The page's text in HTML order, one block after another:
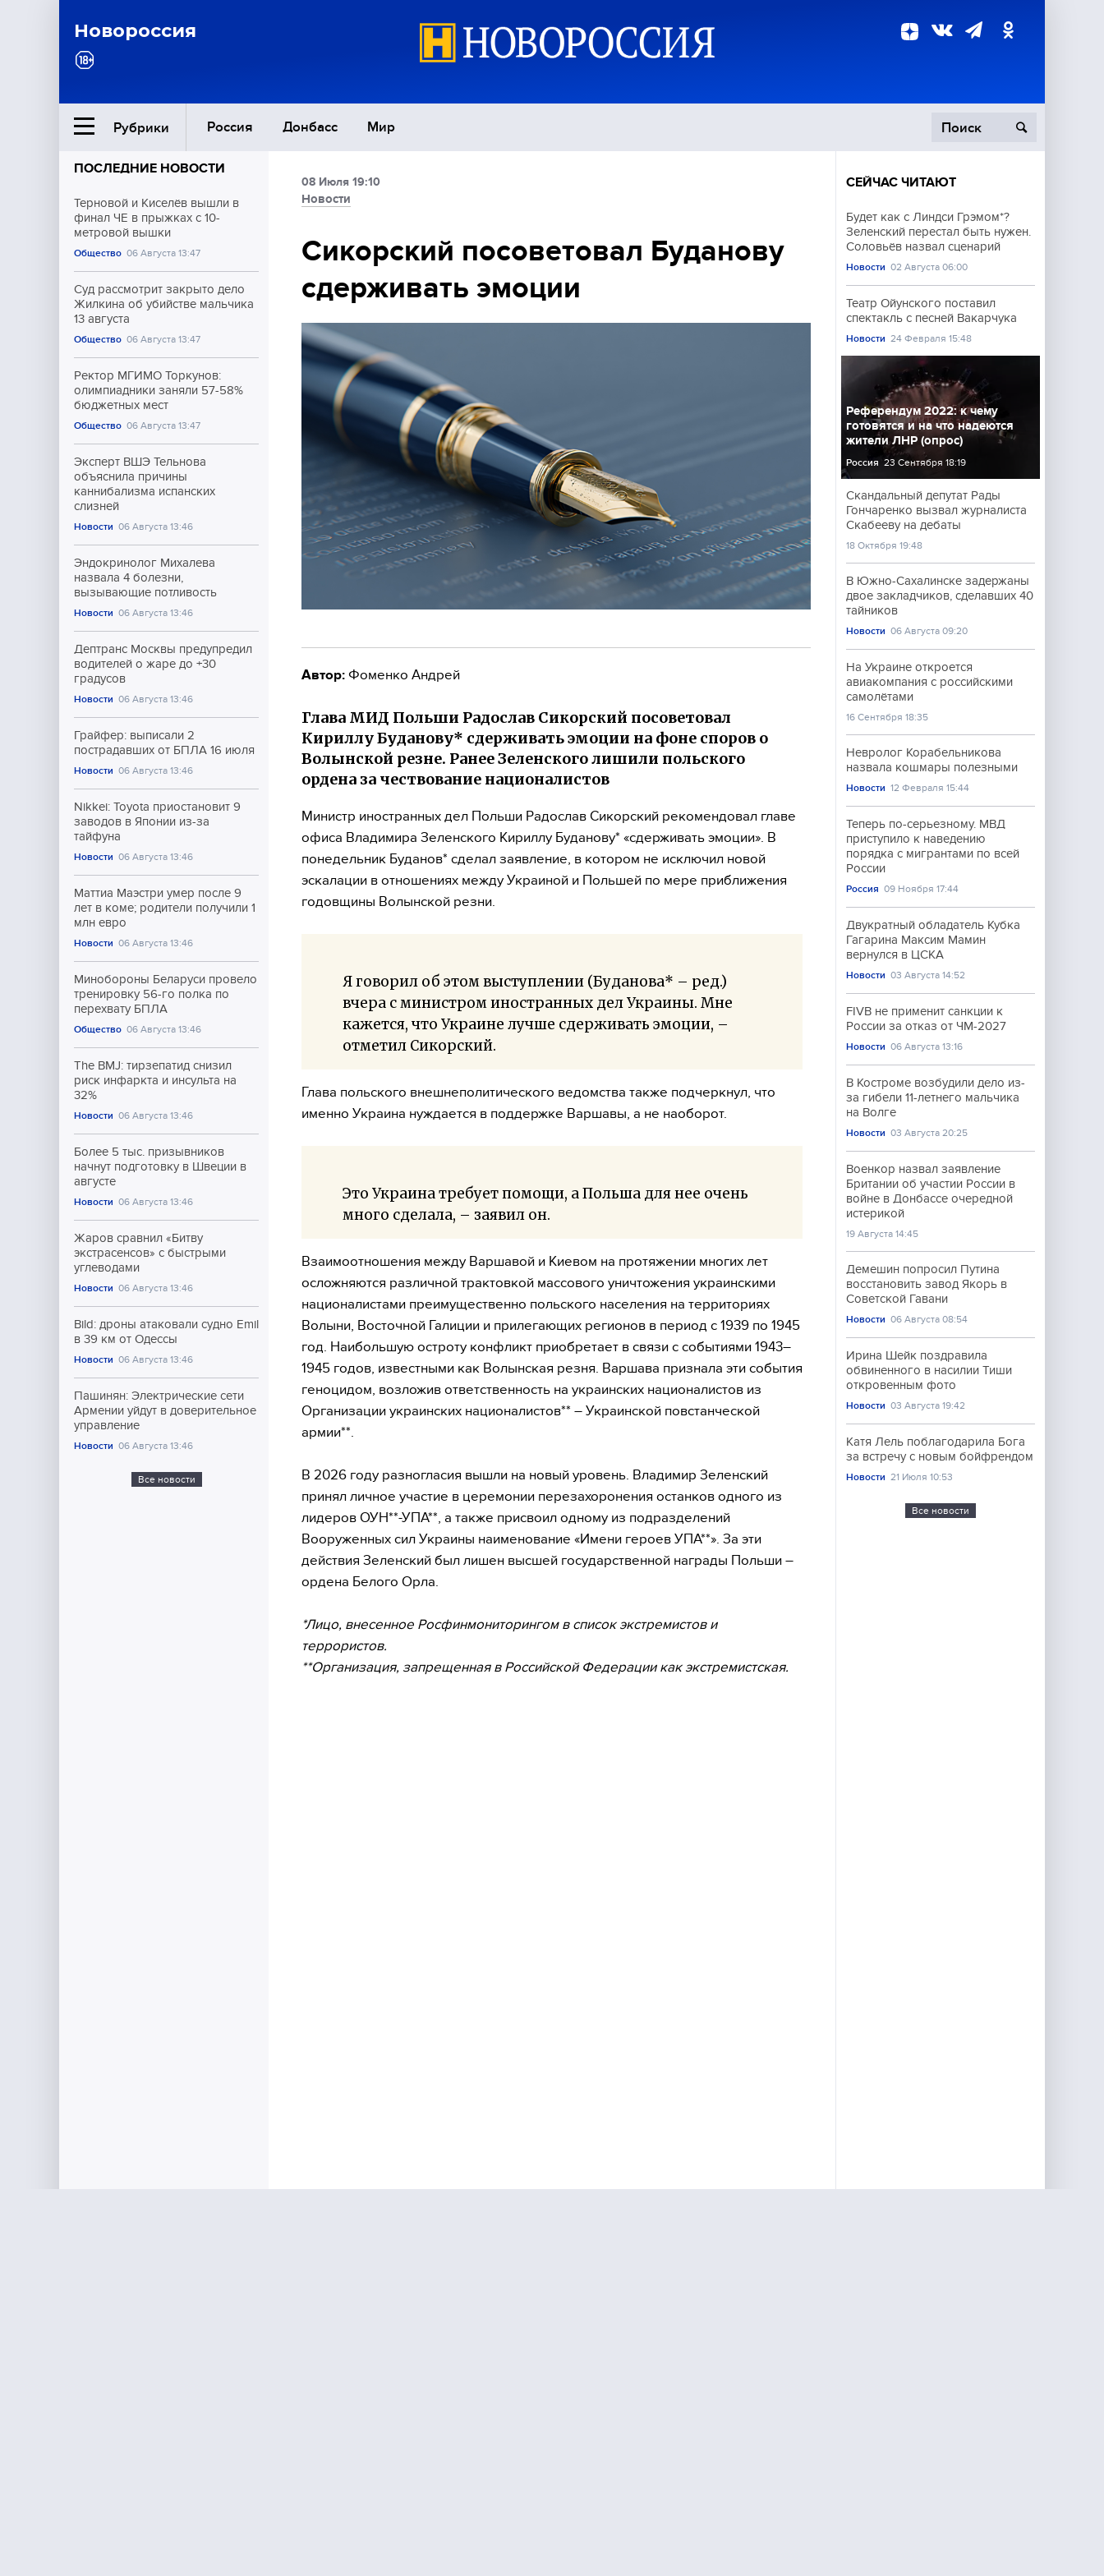
Новороссия
Рубрики Россия Донбасс Мир
Ближний Восток
Общество
Экономика
Происшествия
Культура
Спорт
ПОСЛЕДНИЕ НОВОСТИ
Терновой и Киселёв вышли в
финал ЧЕ в прыжках с 10-
метровой вышки
Общество 06 Августа 13:47
Суд рассмотрит закрыто дело
Жилкина об убийстве мальчика
13 августа
Общество 06 Августа 13:47
Ректор МГИМО Торкунов:
олимпиадники заняли 57-58%
бюджетных мест
Общество 06 Августа 13:47
Эксперт ВШЭ Тельнова
объяснила причины
каннибализма испанских
слизней
Новости 06 Августа 13:46
Эндокринолог Михалева
назвала 4 болезни,
вызывающие потливость
Новости 06 Августа 13:46
Дептранс Москвы предупредил
водителей о жаре до +30
градусов
Новости 06 Августа 13:46
Грайфер: выписали 2
пострадавших от БПЛА 16 июля
Новости 06 Августа 13:46
Nikkei: Toyota приостановит 9
заводов в Японии из-за
тайфуна
Новости 06 Августа 13:46
Маттиа Маэстри умер после 9
лет в коме; родители получили 1
млн евро
Новости 06 Августа 13:46
Минобороны Беларуси провело
тренировку 56-го полка по
перехвату БПЛА
Общество 06 Августа 13:46
The BMJ: тирзепатид снизил
риск инфаркта и инсульта на
32%
Новости 06 Августа 13:46
Более 5 тыс. призывников
начнут подготовку в Швеции в
августе
Новости 06 Августа 13:46
Жаров сравнил «Битву
экстрасенсов» с быстрыми
углеводами
Новости 06 Августа 13:46
Bild: дроны атаковали судно Emil
в 39 км от Одессы
Новости 06 Августа 13:46
Пашинян: Электрические сети
Армении уйдут в доверительное
управление
Новости 06 Августа 13:46
Все новости
08 Июля 19:10
Новости
Сикорский посоветовал Буданову
сдерживать эмоции
Автор: Фоменко Андрей
Глава МИД Польши Радослав Сикорский посоветовал
Кириллу Буданову* сдерживать эмоции на фоне споров о
Волынской резне. Ранее Зеленского лишили польского
ордена за чествование националистов
Министр иностранных дел Польши Радослав Сикорский рекомендовал главе
офиса Владимира Зеленского Кириллу Буданову* «сдерживать эмоции». В
понедельник Буданов* сделал заявление, в котором не исключил новой
эскалации в отношениях между Украиной и Польшей по мере приближения
годовщины Волынской резни.
Я говорил об этом выступлении (Буданова* – ред.)
вчера с министром иностранных дел Украины. Мне
кажется, что Украине лучше сдерживать эмоции, –
отметил Сикорский.
Глава польского внешнеполитического ведомства также подчеркнул, что
именно Украина нуждается в поддержке Варшавы, а не наоборот.
Это Украина требует помощи, а Польша для нее очень
много сделала, – заявил он.
Взаимоотношения между Варшавой и Киевом на протяжении многих лет
осложняются различной трактовкой массового уничтожения украинскими
националистами преимущественно польского населения на территориях
Волыни, Восточной Галиции и прилегающих регионов в период с 1939 по 1945
год. Наибольшую остроту конфликт приобретает в связи с событиями 1943–
1945 годов, известными как Волынская резня. Варшава признала эти события
геноцидом, возложив ответственность на украинских националистов из
Организации украинских националистов** – Украинской повстанческой
армии**.
В 2026 году разногласия вышли на новый уровень. Владимир Зеленский
принял личное участие в церемонии перезахоронения останков одного из
лидеров ОУН**-УПА**, а также присвоил одному из подразделений
Вооруженных сил Украины наименование «Имени героев УПА**». За эти
действия Зеленский был лишен высшей государственной награды Польши –
ордена Белого Орла.
*Лицо, внесенное Росфинмониторингом в список экстремистов и
террористов.
**Организация, запрещенная в Российской Федерации как экстремистская.
СЕЙЧАС ЧИТАЮТ
Будет как с Линдси Грэмом*?
Зеленский перестал быть нужен.
Соловьёв назвал сценарий
Новости 02 Августа 06:00
Театр Ойунского поставил
спектакль с песней Вакарчука
Новости 24 Февраля 15:48
Референдум 2022: к чему
готовятся и на что надеются
жители ЛНР (опрос)
Россия 23 Сентября 18:19
Скандальный депутат Рады
Гончаренко вызвал журналиста
Скабееву на дебаты
18 Октября 19:48
В Южно-Сахалинске задержаны
двое закладчиков, сделавших 40
тайников
Новости 06 Августа 09:20
На Украине откроется
авиакомпания с российскими
самолётами
16 Сентября 18:35
Невролог Корабельникова
назвала кошмары полезными
Новости 12 Февраля 15:44
Теперь по-серьезному. МВД
приступило к наведению
порядка с мигрантами по всей
России
Россия 09 Ноября 17:44
Двукратный обладатель Кубка
Гагарина Максим Мамин
вернулся в ЦСКА
Новости 03 Августа 14:52
FIVB не применит санкции к
России за отказ от ЧМ-2027
Новости 06 Августа 13:16
В Костроме возбудили дело из-
за гибели 11-летнего мальчика
на Волге
Новости 03 Августа 20:25
Военкор назвал заявление
Британии об участии России в
войне в Донбассе очередной
истерикой
19 Августа 14:45
Демешин попросил Путина
восстановить завод Якорь в
Советской Гавани
Новости 06 Августа 08:54
Ирина Шейк поздравила
обвиненного в насилии Тиши
откровенным фото
Новости 03 Августа 19:42
Катя Лель поблагодарила Бога
за встречу с новым бойфрендом
Новости 21 Июля 10:53
Все новости